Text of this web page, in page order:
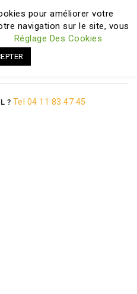
SUR AGREMENT-QUALITE.FR
En 3 Fois Sans Frais !
? Tel 04 11 83 47 45
pour améliorer votre
navigation sur le site, vous
Réglage Des Cookies